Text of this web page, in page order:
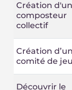
Création d'un
composteur
collectif
Création
comité de
Découvrir le